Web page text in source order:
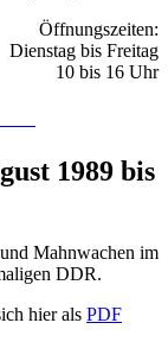
Öffnungszeiten:
Dienstag bis Freitag
10 bis 16 Uhr
1989 bis
Mahnwachen im
DDR.
hier als PDF